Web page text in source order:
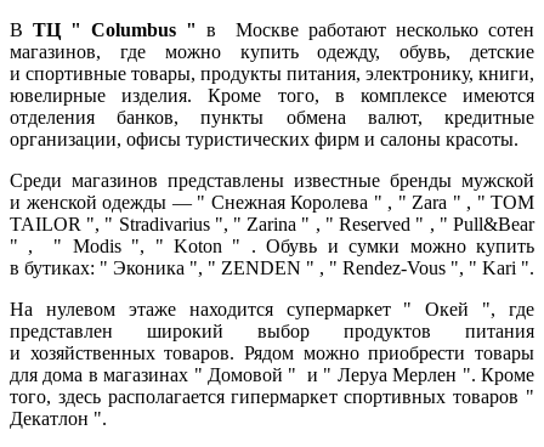
В ТЦ " Columbus " в Москве работают несколько сотен
магазинов, где можно купить одежду, обувь, детские
и спортивные товары, продукты питания, электронику, книги,
ювелирные изделия. Кроме того, в комплексе имеются
отделения банков, пункты обмена валют, кредитные
организации, офисы туристических фирм и салоны красоты.
Среди магазинов представлены известные бренды мужской
и женской одежды — " Снежная Королева " , " Zara " , " TOM
TAILOR ", " Stradivarius ", " Zarina " , " Reserved " , " Pull&Bear
" , " Modis ", " Koton " . Обувь и сумки можно купить
в бутиках: " Эконика ", " ZENDEN " , " Rendez-Vous ", " Kari ".
На нулевом этаже находится супермаркет " Окей ", где
представлен широкий выбор продуктов питания
и хозяйственных товаров. Рядом можно приобрести товары
для дома в магазинах " Домовой " и " Леруа Мерлен ". Кроме
того, здесь располагается гипермаркет спортивных товаров "
Декатлон ".